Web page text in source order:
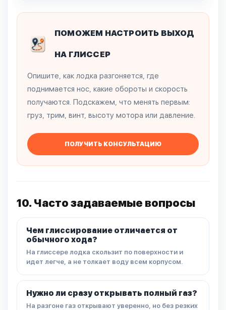
ПОМОЖЕМ НАСТРОИТЬ ВЫХОД
НА ГЛИССЕР
Опишите, как лодка разгоняется, где
поднимается нос, какие обороты и скорость
получаются. Подскажем, что менять первым:
груз, трим, винт, высоту мотора или давление.
ПОЛУЧИТЬ КОНСУЛЬТАЦИЮ
10. Часто задаваемые вопросы
Чем глиссирование отличается от
обычного хода?
На глиссере лодка скользит по поверхности и
идет легче, а не толкает воду всем корпусом.
Нужно ли сразу открывать полный газ?
На разгоне газ открывают уверенно, но без резких